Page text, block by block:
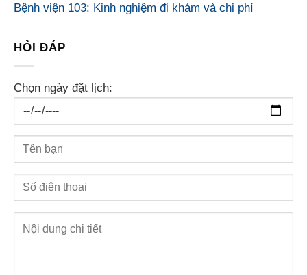
Bệnh viện 103: Kinh nghiệm đi khám và chi phí
HỎI ĐÁP
Chọn ngày đặt lịch: